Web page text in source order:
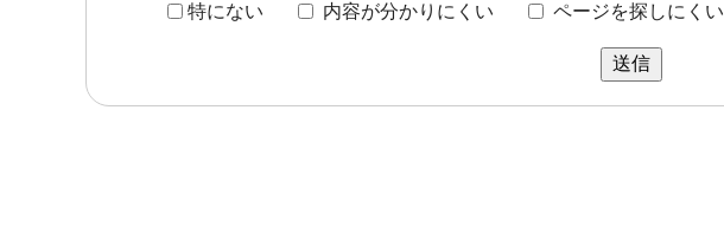
特にない 内容が分かりにくい ページを探しにくい
送信